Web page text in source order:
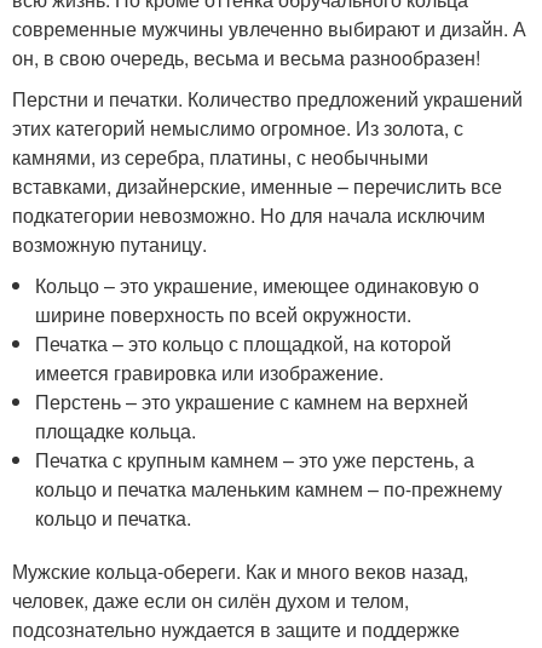
современные мужчины увлеченно выбирают и дизайн. А
он, в свою очередь, весьма и весьма разнообразен!
Перстни и печатки. Количество предложений украшений
этих категорий немыслимо огромное. Из золота, с
камнями, из серебра, платины, с необычными
вставками, дизайнерские, именные – перечислить все
подкатегории невозможно. Но для начала исключим
возможную путаницу.
Кольцо – это украшение, имеющее одинаковую о
ширине поверхность по всей окружности.
Печатка – это кольцо с площадкой, на которой
имеется гравировка или изображение.
Перстень – это украшение с камнем на верхней
площадке кольца.
Печатка с крупным камнем – это уже перстень, а
кольцо и печатка маленьким камнем – по-прежнему
кольцо и печатка.
Мужские кольца-обереги. Как и много веков назад,
человек, даже если он силён духом и телом,
подсознательно нуждается в защите и поддержке